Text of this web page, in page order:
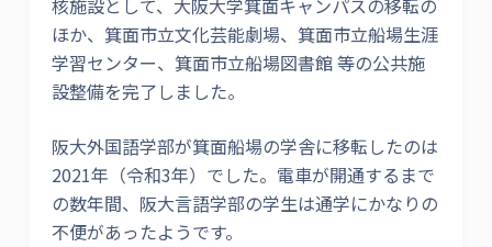
核施設として、大阪大学箕面キャンパスの移転の
ほか、箕面市立文化芸能劇場、箕面市立船場生涯
学習センター、箕面市立船場図書館 等の公共施
設整備を完了しました。
阪大外国語学部が箕面船場の学舎に移転したのは
2021年（令和3年）でした。電車が開通するまで
の数年間、阪大言語学部の学生は通学にかなりの
不便があったようです。